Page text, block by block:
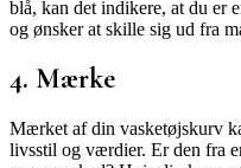
blå, kan det indikere, at du er
og ønsker at skille sig ud fra
4. Mærke
Mærket af din vasketøjskurv
livsstil og værdier. Er den fra